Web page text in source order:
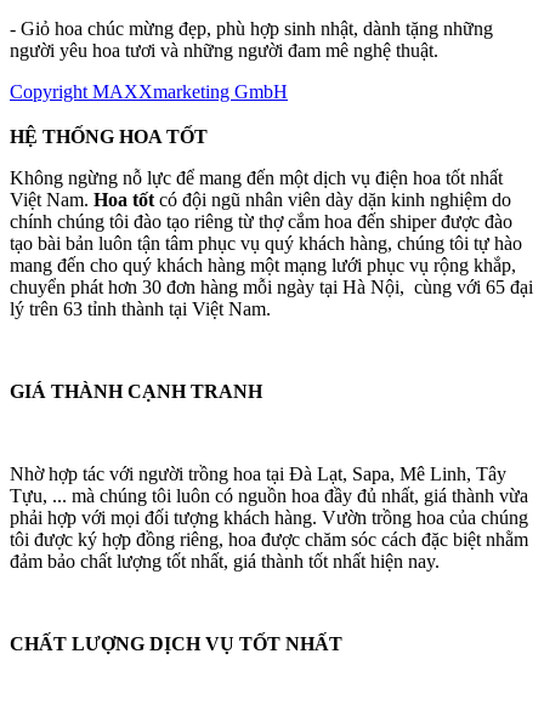
- Giỏ hoa chúc mừng đẹp, phù hợp sinh nhật, dành tặng những
người yêu hoa tươi và những người đam mê nghệ thuật.
Copyright MAXXmarketing GmbH
HỆ THỐNG HOA TỐT
Không ngừng nỗ lực để mang đến một dịch vụ điện hoa tốt nhất
Việt Nam. Hoa tốt có đội ngũ nhân viên dày dặn kinh nghiệm do
chính chúng tôi đào tạo riêng từ thợ cắm hoa đến shiper được đào
tạo bài bản luôn tận tâm phục vụ quý khách hàng, chúng tôi tự hào
mang đến cho quý khách hàng một mạng lưới phục vụ rộng khắp,
chuyển phát hơn 30 đơn hàng mỗi ngày tại Hà Nội, cùng với 65 đại
lý trên 63 tỉnh thành tại Việt Nam.
GIÁ THÀNH CẠNH TRANH
Nhờ hợp tác với người trồng hoa tại Đà Lạt, Sapa, Mê Linh, Tây
Tựu, ... mà chúng tôi luôn có nguồn hoa đầy đủ nhất, giá thành vừa
phải hợp với mọi đối tượng khách hàng. Vườn trồng hoa của chúng
tôi được ký hợp đồng riêng, hoa được chăm sóc cách đặc biệt nhằm
đảm bảo chất lượng tốt nhất, giá thành tốt nhất hiện nay.
CHẤT LƯỢNG DỊCH VỤ TỐT NHẤT